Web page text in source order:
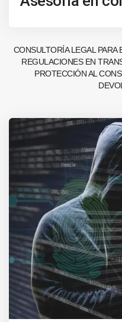
CONSULTORÍA LEGAL
REGULACIONES EN
PROTECCIÓN AL